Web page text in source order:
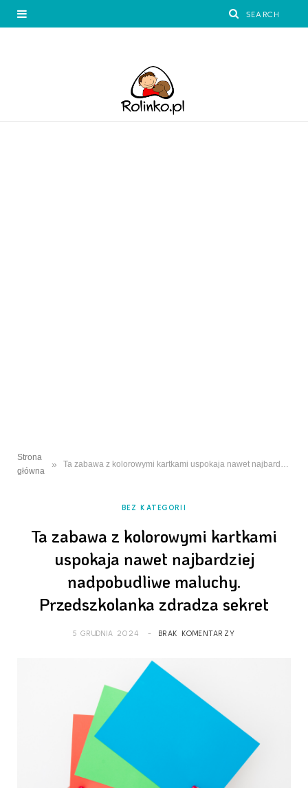
Strona
główna
» Ta zabawa z kolorowymi kartkami uspokaja nawet najbardziej nadpobudliwe maluchy. Przedszkolanka zdradza sekret
BEZ KATEGORII
Ta zabawa z kolorowymi kartkami
uspokaja nawet najbardziej
nadpobudliwe maluchy.
Przedszkolanka zdradza sekret
5 GRUDNIA 2024 BRAK KOMENTARZY